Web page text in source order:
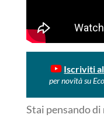
Iscriviti
per novità su
Stai pensando